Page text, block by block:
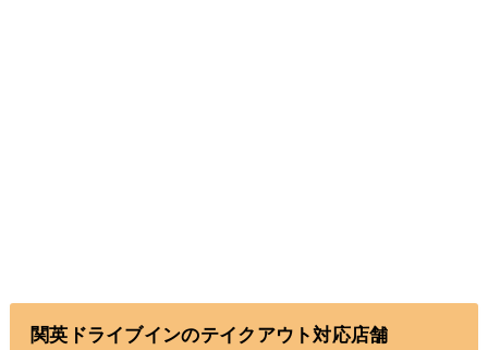
関英ドライブインのテイクアウト対応店舗